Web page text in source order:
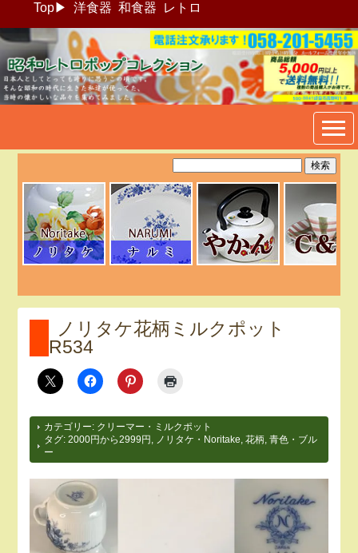
Top▶ 洋食器 和食器 レトロ
昭和レトロポップ食器生活雑
貨通販＠フリマート
ノリタケ花柄ミルクポット
R534
カテゴリー: クリーマー・ミルクポット
タグ:2000円から2999円 ノリタケ・Noritake ,花柄 ,青色・ブル
ー